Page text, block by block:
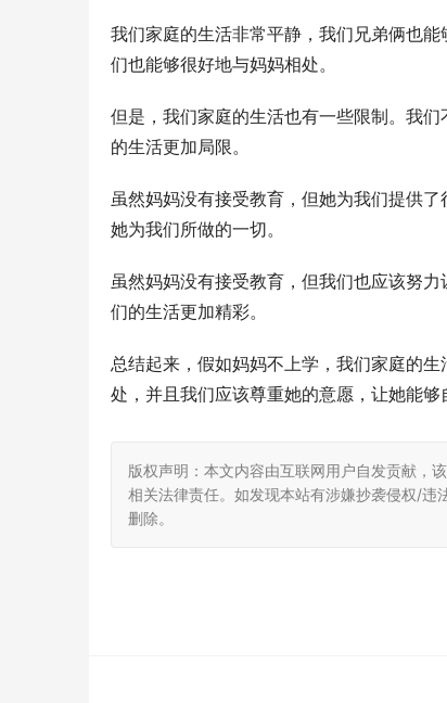
我们家庭的生活非常平静，我们兄弟俩也
们也能够很好地与妈妈相处。
但是，我们家庭的生活也有一些限制。我
的生活更加局限。
虽然妈妈没有接受教育，但她为我们提供
她为我们所做的一切。
虽然妈妈没有接受教育，但我们也应该努
们的生活更加精彩。
总结起来，假如妈妈不上学，我们家庭的
处，并且我们应该尊重她的意愿，让她能够
版权声明：本文内容由互联网用户自发贡献，
相关法律责任。如发现本站有涉嫌抄袭侵权/
删除。